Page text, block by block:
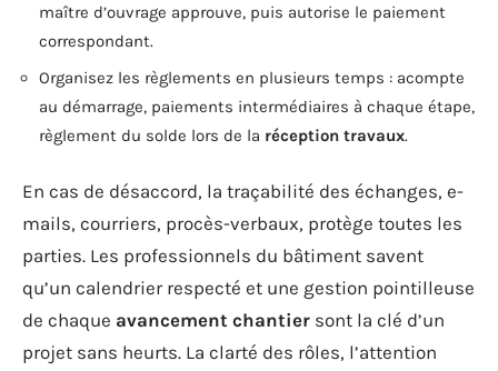
maître d’ouvrage approuve, puis autorise le paiement
correspondant.
Organisez les règlements en plusieurs temps : acompte
au démarrage, paiements intermédiaires à chaque étape,
règlement du solde lors de la réception travaux.
En cas de désaccord, la traçabilité des échanges, e-
mails, courriers, procès-verbaux, protège toutes les
parties. Les professionnels du bâtiment savent
qu’un calendrier respecté et une gestion pointilleuse
de chaque avancement chantier sont la clé d’un
projet sans heurts. La clarté des rôles, l’attention